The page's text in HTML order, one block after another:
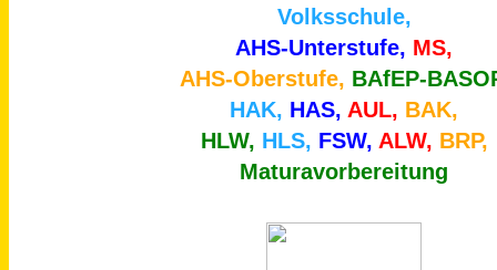
Volksschule,
AHS-Unterstufe, MS,
AHS-Oberstufe, BAfEP-
HAK, HAS, AUL, BAK,
HLW, HLS, FSW, ALW, BRP,
Maturavorbereitung